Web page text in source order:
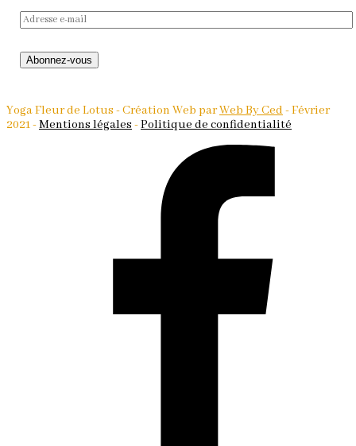
Adresse
mail
Abonnez-vous
Yoga Fleur de Lotus - Création Web parWeb By Ced - Février
2021 -Mentions légales -Politique de confidentialité